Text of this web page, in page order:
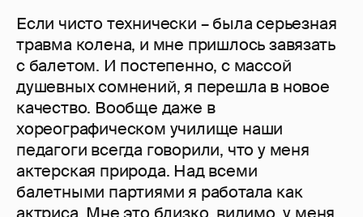
Если чисто технически – была серьезная
травма колена, и мне пришлось завязать
с балетом. И постепенно, с массой
душевных сомнений, я перешла в новое
качество. Вообще даже в
хореографическом училище наши
педагоги всегда говорили, что у меня
актерская природа. Над всеми
балетными партиями я работала как